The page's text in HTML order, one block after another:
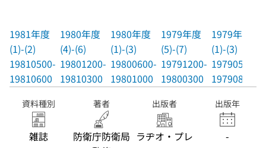
1981年度
(1)-(2)
19810500-
19810600
1980年度
(4)-(6)
19801200-
19810300
1980年度
(1)-(3)
19800600-
19801000
1979年度
(5)-(7)
19791200-
19800300
1979年度
(1)-(3)
19790500-
19790800
資料種別
雑誌
著者
防衛庁防衛局
出版者
ラヂオ・プレ
出版年
-